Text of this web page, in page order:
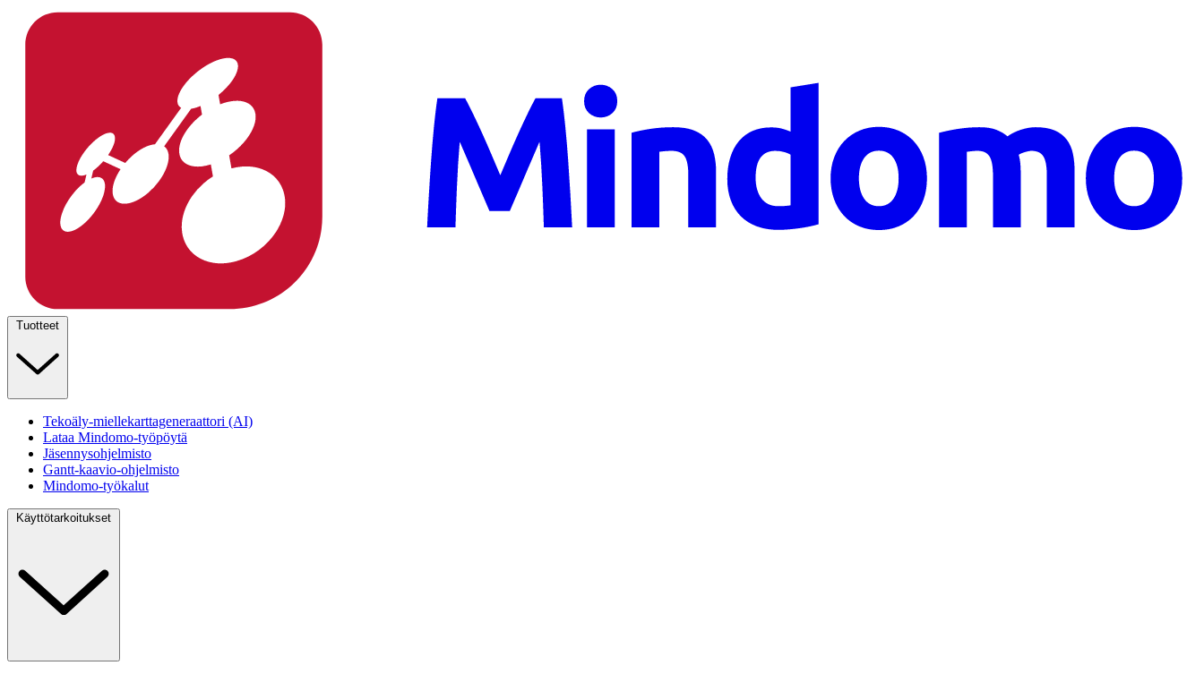
Tuotteet
Tekoäly-miellekarttageneraattori (AI)
Lataa Mindomo-työpöytä
Jäsennysohjelmisto
Gantt-kaavio-ohjelmisto
Mindomo-työkalut
Käyttötarkoitukset